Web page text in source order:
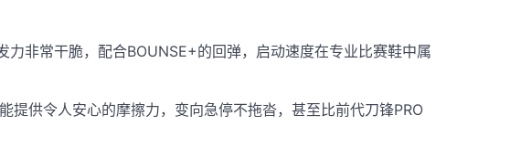
非常干脆，配合BOUNSE+的回弹，启动速度在专业比赛鞋中属
供令人安心的摩擦力，变向急停不拖沓，甚至比前代刀锋PRO